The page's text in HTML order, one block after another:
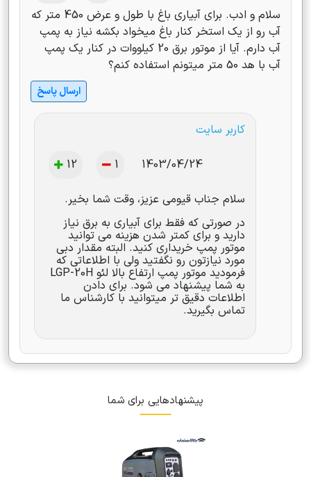
سلام و ادب. برای آبیاری باغ با طول و عرض 450 متر که
آب رو از یک استخر کنار باغ میخواد بکشه نیاز به پمپ
آب دارم. آیا از موتور برق 20 کیلووات در کنار یک پمپ
آب با هد 50 متر میتونم استفاده کنم؟
ارسال پاسخ
کاربر سایت
1403/04/24
1
12
سلام جناب قیومی عزیز، وقت شما بخیر.
در صورتی که فقط برای آبیاری به برق نیاز
دارید و برای کمتر شدن هزینه می توانید
موتور پمپ خریداری کنید. البته مقدار دبی
مورد نیازتون رو نگفتید ولی با اطلاعاتی که
فرمودید موتور پمپ ارتفاع بالا لئو LGP-20H
به شما پیشنهاد می شود. برای دادن
اطلاعات دقیق تر میتوانید با کارشناس ما
تماس بگیرید.
پیشنهادهایی برای شما